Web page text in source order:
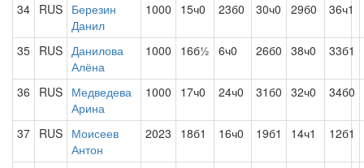
34 RUS Березин
Данил
1000 15ч0 23б0 30ч0 29б0 36ч1
35 RUS Данилова
Алёна
1000 16б½ 6ч0 26б0 38ч0 33б1
36 RUS Медведева
Арина
1000 17ч0 24ч0 31б0 32ч0 34б0
37 RUS Моисеев
Антон
2023 18б1 16ч0 19б1 14ч1 12б1